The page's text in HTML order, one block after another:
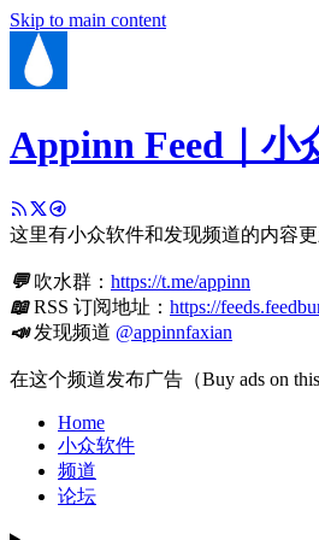
Skip to main content
Appinn Feed｜小
这里有小众软件和发现频道的内容
💬吹水群： https://t.me/appinn
📖RSS 订阅地址： https://
📣发现频道 @appinnfaxian
在这个频道发布广告（Buy ads on
Home
小众软件
频道
论坛